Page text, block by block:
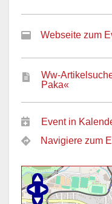
Webseite zum
Ww-
Paka«
Event in
Navigiere zum